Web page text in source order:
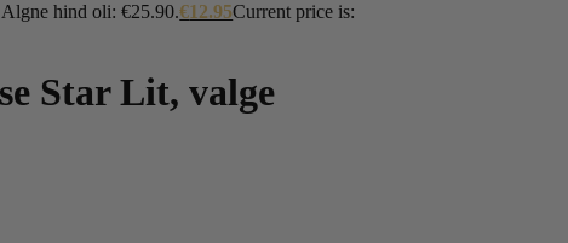
Algne hind oli: €25.90.€12.95Current price is:
Star Lit, valge